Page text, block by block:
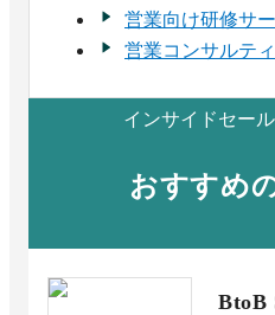
営業向け研修サ
営業コンサルテ
インサイドセー
おすすめ
BtoB